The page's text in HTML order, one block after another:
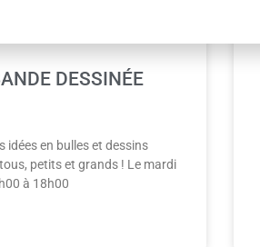
DESSINÉE
idées en bulles et dessins
petits et grands ! Le mardi
à 18h00